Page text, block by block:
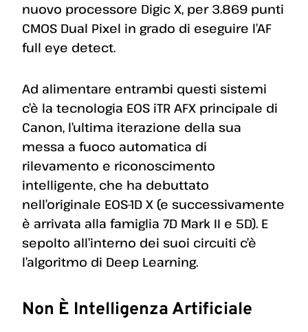
nuovo processore Digic X, per 3.869 punti
CMOS Dual Pixel in grado di eseguire l’AF
full eye detect.
Ad alimentare entrambi questi sistemi
c’è la tecnologia EOS iTR AFX principale di
Canon, l’ultima iterazione della sua
messa a fuoco automatica di
rilevamento e riconoscimento
intelligente, che ha debuttato
nell’originale EOS-1D X (e successivamente
è arrivata alla famiglia 7D Mark II e 5D). E
sepolto all’interno dei suoi circuiti c’è
l’algoritmo di Deep Learning.
Non È Intelligenza Artificiale